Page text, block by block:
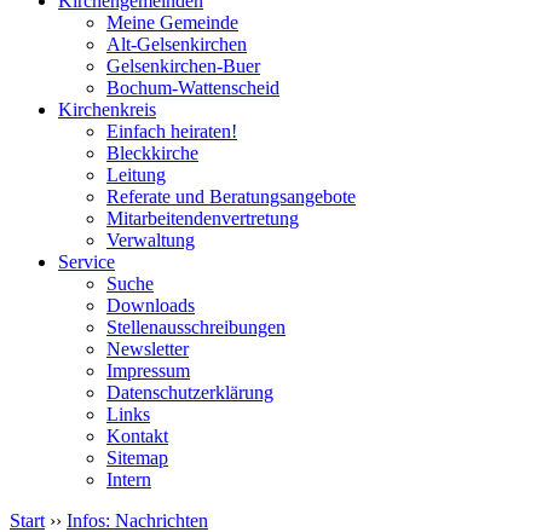
Meine Gemeinde
Alt-Gelsenkirchen
Gelsenkirchen-Buer
Bochum-Wattenscheid
Kirchenkreis
Einfach heiraten!
Bleckkirche
Leitung
Referate und Beratungsangebote
Mitarbeitendenvertretung
Verwaltung
Service
Suche
Downloads
Stellenausschreibungen
Newsletter
Impressum
Datenschutzerklärung
Links
Kontakt
Sitemap
Intern
Start ›› Infos: Nachrichten